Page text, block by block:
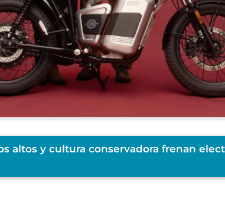
altos y cultura conservadora frenan